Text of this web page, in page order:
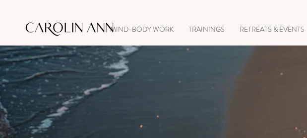
MIND-BODY WORK TRAININGS RETREATS & EVENTS